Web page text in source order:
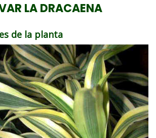
LA DRACAENA
de la planta